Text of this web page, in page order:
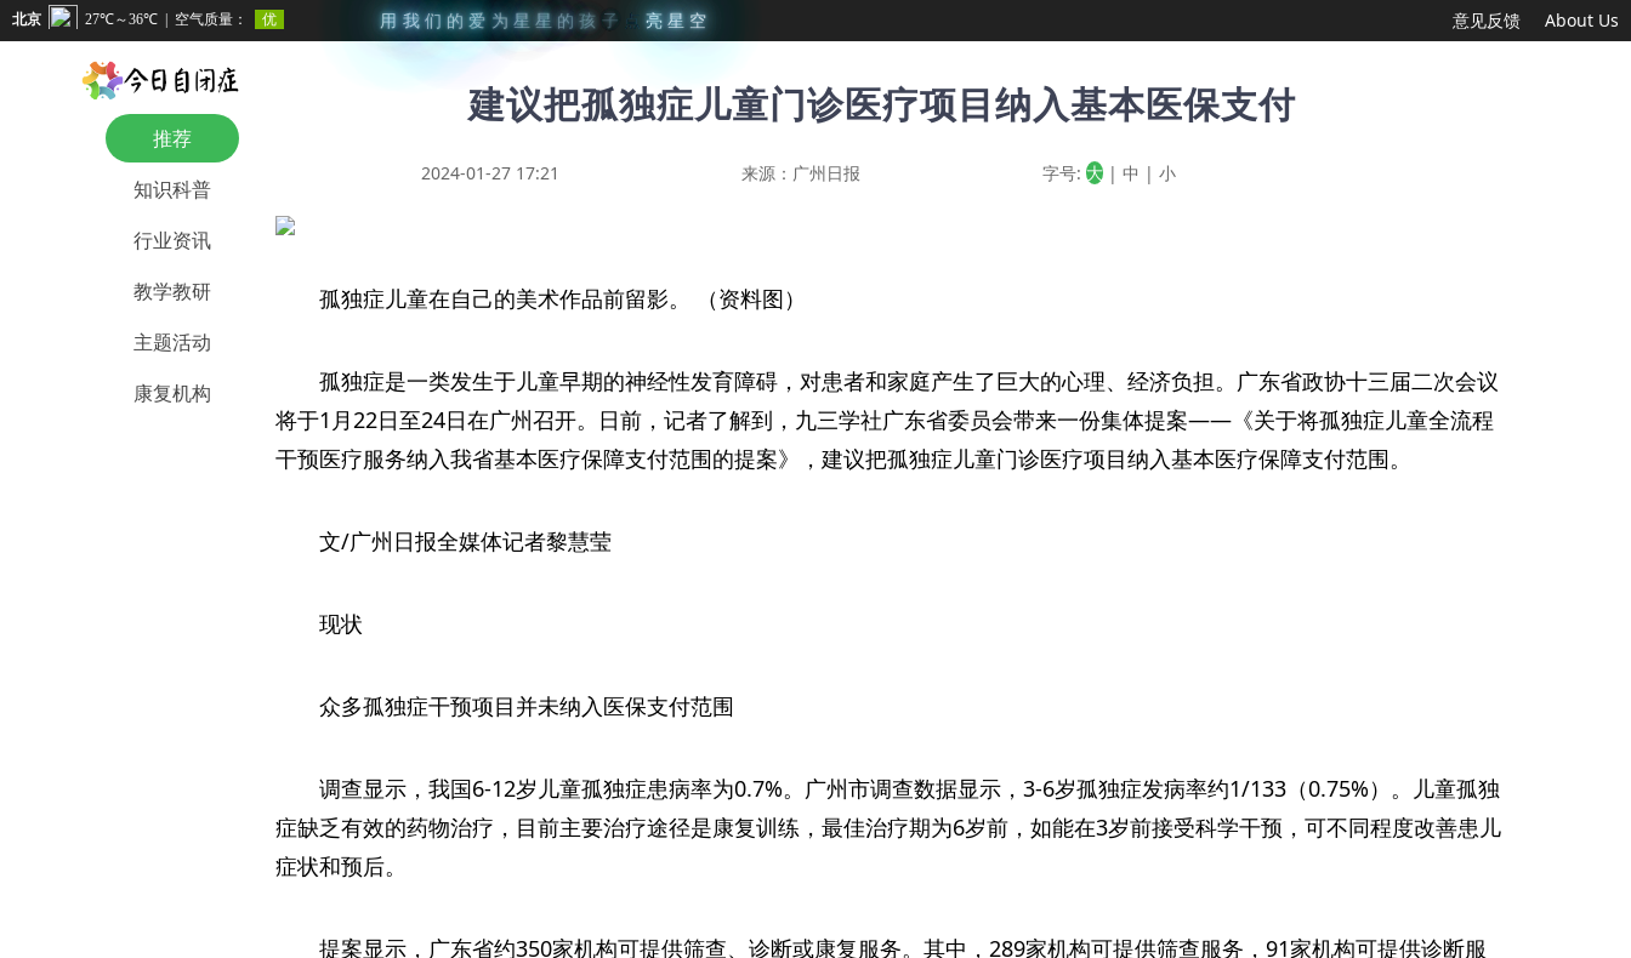
用 我 们 的 爱 为 星 星 的 孩 子 点 亮 星 空 意见反馈 About Us
推荐
知识科普
行业资讯
教学教研
主题活动
康复机构
建议把孤独症儿童门诊医疗项目纳入基本医保支付
2024-01-27 17:21 来源：广州日报 字号: 大 | 中 | 小
孤独症儿童在自己的美术作品前留影。 （资料图）
孤独症是一类发生于儿童早期的神经性发育障碍，对患者和家庭产生了巨大的心理、经济负担。广东省政协十三届二次会议
将于1月22日至24日在广州召开。日前，记者了解到，九三学社广东省委员会带来一份集体提案——《关于将孤独症儿童全流程
干预医疗服务纳入我省基本医疗保障支付范围的提案》，建议把孤独症儿童门诊医疗项目纳入基本医疗保障支付范围。
文/广州日报全媒体记者黎慧莹
现状
众多孤独症干预项目并未纳入医保支付范围
调查显示，我国6-12岁儿童孤独症患病率为0.7%。广州市调查数据显示，3-6岁孤独症发病率约1/133（0.75%）。儿童孤独
症缺乏有效的药物治疗，目前主要治疗途径是康复训练，最佳治疗期为6岁前，如能在3岁前接受科学干预，可不同程度改善患儿
症状和预后。
提案显示，广东省约350家机构可提供筛查、诊断或康复服务。其中，289家机构可提供筛查服务，91家机构可提供诊断服